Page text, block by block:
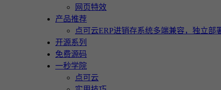
网页特效
产品推荐
点可云ERP进销存系统多端兼容，独立部
开源系列
免费源码
一秒学院
点可云